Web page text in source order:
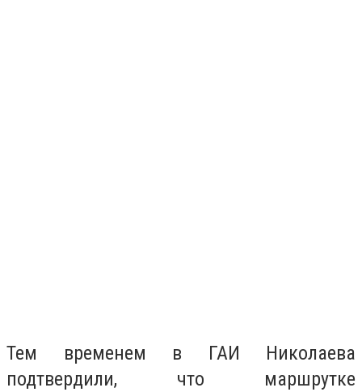
Тем временем в ГАИ Николаева
подтвердили, что маршрутке